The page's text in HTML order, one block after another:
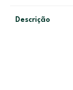
Descrição